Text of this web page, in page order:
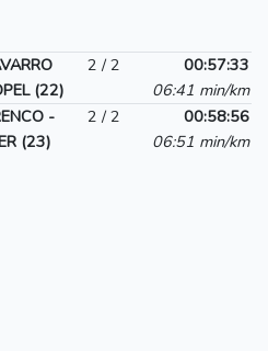
(22)
2 / 2
00:57:33
06:41 min/km
-
(23)
2 / 2
00:58:56
06:51 min/km